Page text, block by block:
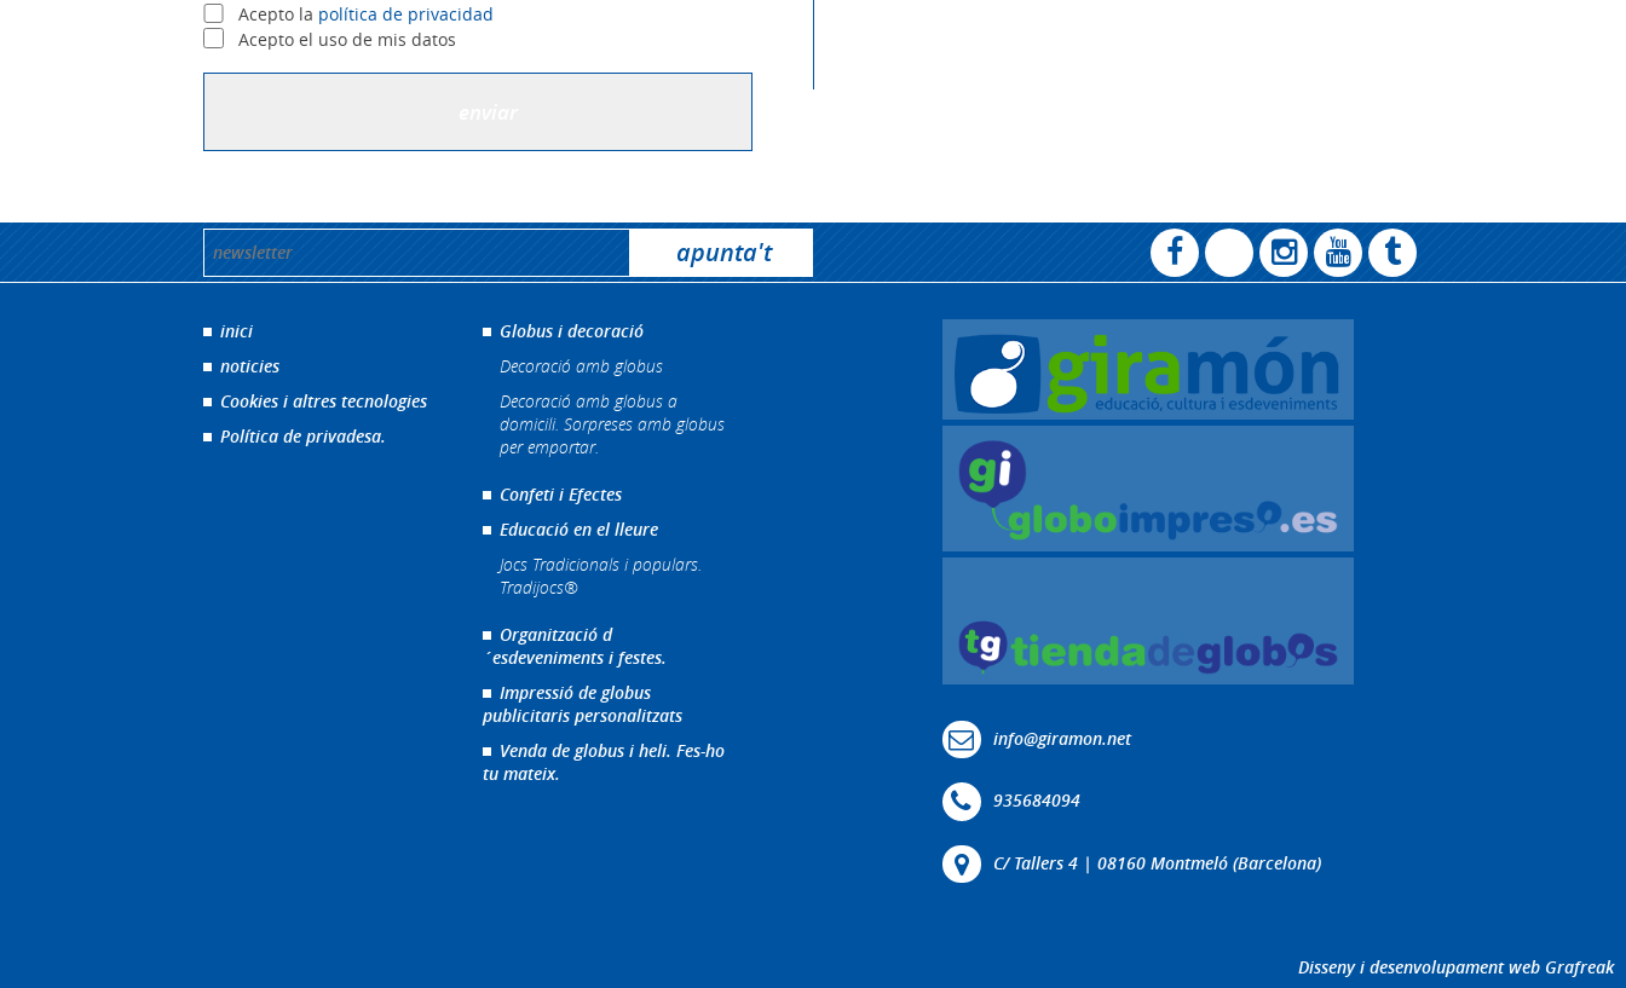
Acepto la política de privacidad
Acepto el uso de mis datos
inici
noticies
Cookies i altres tecnologies
Política de privadesa.
Globus i decoració
Decoració amb globus
Decoració amb globus a
domicili. Sorpreses amb globus
per emportar.
Confeti i Efectes
Educació en el lleure
Jocs Tradicionals i populars.
Tradijocs®
Organització d
´esdeveniments i festes.
Impressió de globus
publicitaris personalitzats
Venda de globus i heli. Fes-ho
tu mateix.
info@giramon.net
935684094
C/ Tallers 4 | 08160 Montmeló (Barcelona)
Disseny i desenvolupament web Grafreak